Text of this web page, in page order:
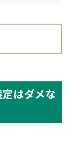
はダメな